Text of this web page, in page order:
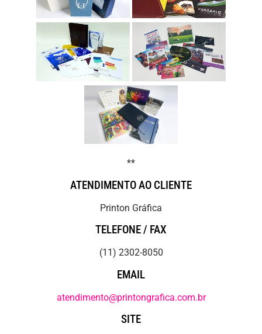
**
ATENDIMENTO AO CLIENTE
Printon Gráfica
TELEFONE / FAX
(11) 2302-8050
EMAIL
atendimento@printongrafica.com.br
SITE